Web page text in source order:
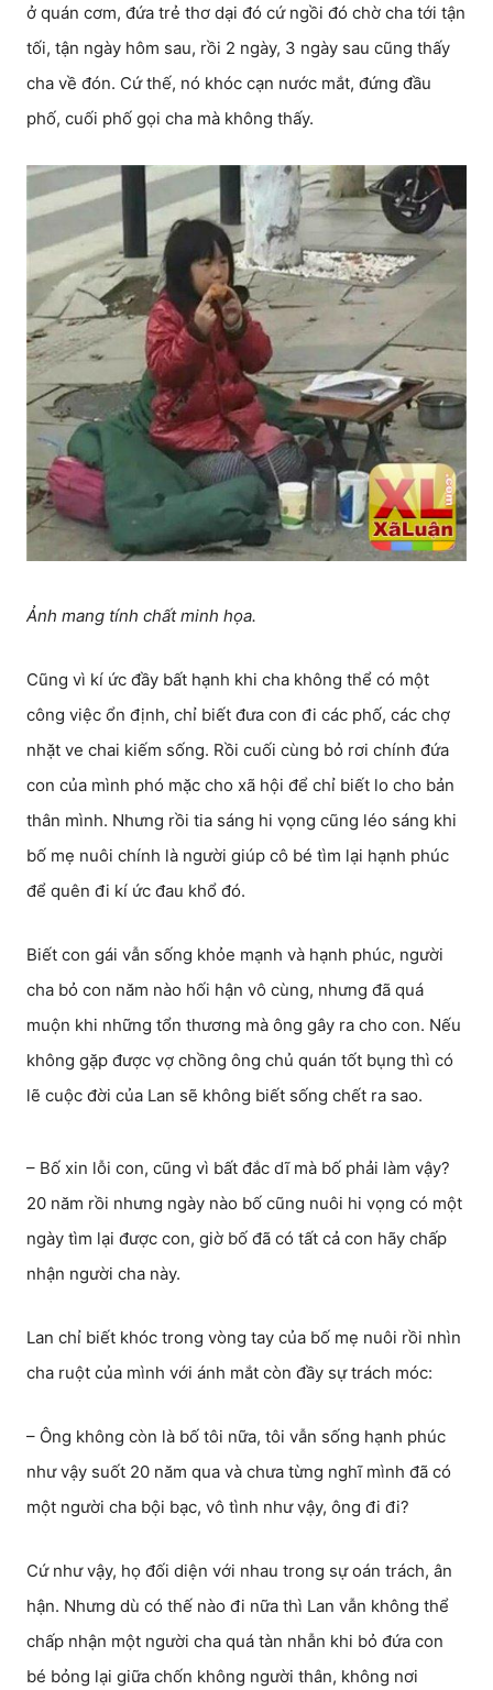
ở quán cơm, đứa trẻ thơ dại đó cứ ngồi đó chờ cha tới tận
tối, tận ngày hôm sau, rồi 2 ngày, 3 ngày sau cũng thấy
cha về đón. Cứ thế, nó khóc cạn nước mắt, đứng đầu
phố, cuối phố gọi cha mà không thấy.
Ảnh mang tính chất minh họa.
Cũng vì kí ức đầy bất hạnh khi cha không thể có một
công việc ổn định, chỉ biết đưa con đi các phố, các chợ
nhặt ve chai kiếm sống. Rồi cuối cùng bỏ rơi chính đứa
con của mình phó mặc cho xã hội để chỉ biết lo cho bản
thân mình. Nhưng rồi tia sáng hi vọng cũng léo sáng khi
bố mẹ nuôi chính là người giúp cô bé tìm lại hạnh phúc
để quên đi kí ức đau khổ đó.
Biết con gái vẫn sống khỏe mạnh và hạnh phúc, người
cha bỏ con năm nào hối hận vô cùng, nhưng đã quá
muộn khi những tổn thương mà ông gây ra cho con. Nếu
không gặp được vợ chồng ông chủ quán tốt bụng thì có
lẽ cuộc đời của Lan sẽ không biết sống chết ra sao.
– Bố xin lỗi con, cũng vì bất đắc dĩ mà bố phải làm vậy?
20 năm rồi nhưng ngày nào bố cũng nuôi hi vọng có một
ngày tìm lại được con, giờ bố đã có tất cả con hãy chấp
nhận người cha này.
Lan chỉ biết khóc trong vòng tay của bố mẹ nuôi rồi nhìn
cha ruột của mình với ánh mắt còn đầy sự trách móc:
– Ông không còn là bố tôi nữa, tôi vẫn sống hạnh phúc
như vậy suốt 20 năm qua và chưa từng nghĩ mình đã có
một người cha bội bạc, vô tình như vậy, ông đi đi?
Cứ như vậy, họ đối diện với nhau trong sự oán trách, ân
hận. Nhưng dù có thế nào đi nữa thì Lan vẫn không thể
chấp nhận một người cha quá tàn nhẫn khi bỏ đứa con
bé bỏng lại giữa chốn không người thân, không nơi